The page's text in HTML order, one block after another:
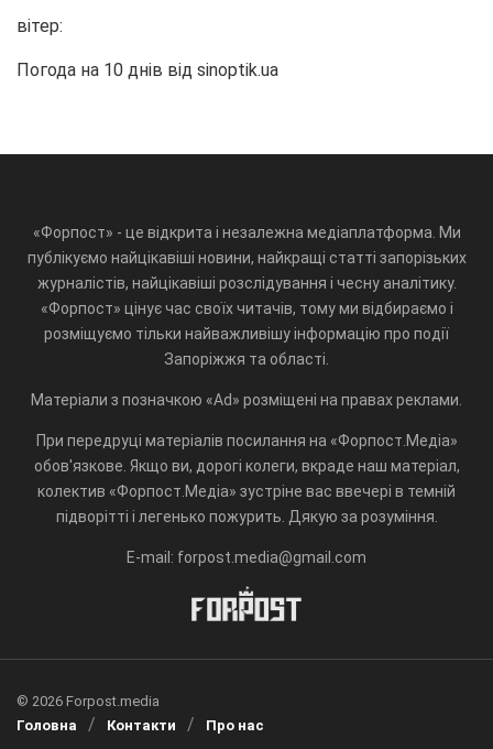
вітер:
Погода на 10 днів від sinoptik.ua
«Форпост» - це відкрита і незалежна медіаплатформа. Ми
публікуємо найцікавіші новини, найкращі статті запорізьких
журналістів, найцікавіші розслідування і чесну аналітику.
«Форпост» цінує час своїх читачів, тому ми відбираємо і
розміщуємо тільки найважливішу інформацію про події
Запоріжжя та області.
Матеріали з позначкою «Ad» розміщені на правах реклами.
При передруці матеріалів посилання на «Форпост.Медіа»
обов'язкове. Якщо ви, дорогі колеги, вкраде наш матеріал,
колектив «Форпост.Медіа» зустріне вас ввечері в темній
підворітті і легенько пожурить. Дякую за розуміння.
E-mail: forpost.media@gmail.com
© 2026 Forpost.media
Головна
Контакти Про нас